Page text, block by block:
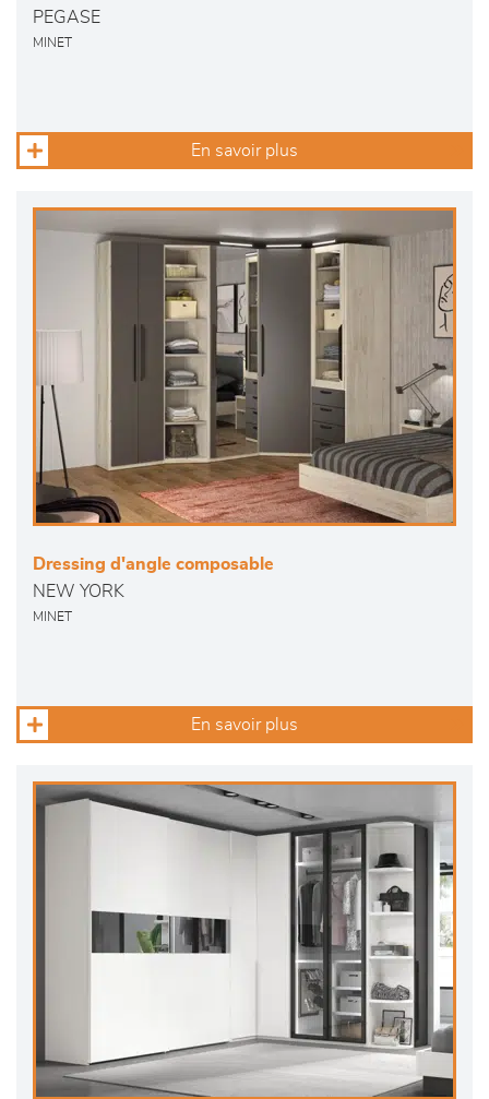
PEGASE
MINET
En savoir plus
Dressing d'angle composable
NEW YORK
MINET
En savoir plus